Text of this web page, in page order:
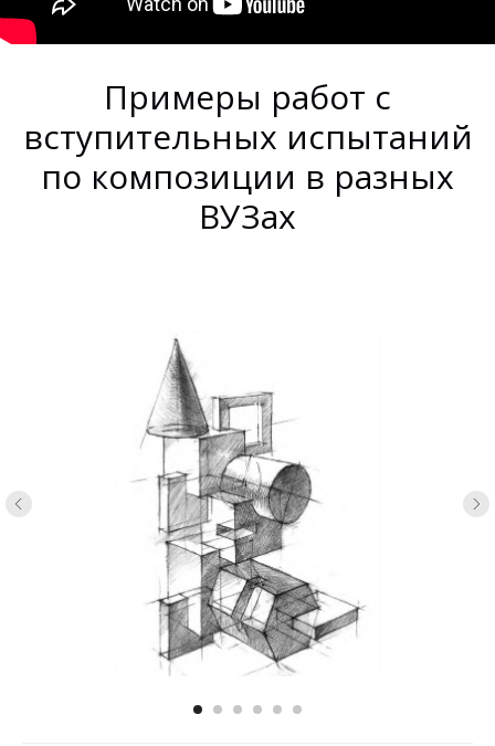
Примеры работ с
вступительных испытаний
по композиции в разных
ВУЗах